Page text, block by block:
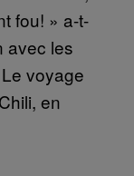
fou! » a-t-
avec les
voyage
en